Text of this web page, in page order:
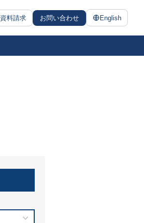
資料請求 お問い合わせ English